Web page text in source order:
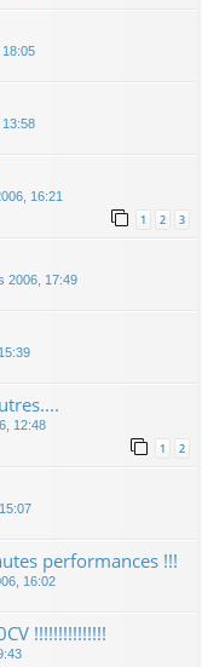
16:21
1 2 3
2006, 17:49
12:48
1 2
performances !!!
16:02
!!!!!!!!!!!!!!!